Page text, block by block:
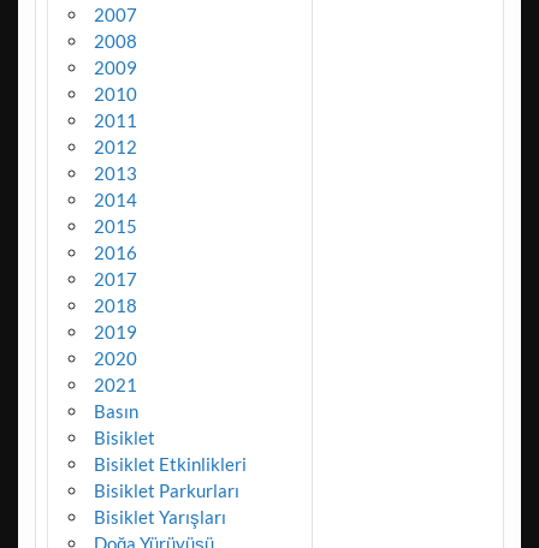
2007
2008
2009
2010
2011
2012
2013
2014
2015
2016
2017
2018
2019
2020
2021
Basın
Bisiklet
Bisiklet Etkinlikleri
Bisiklet Parkurları
Bisiklet Yarışları
Doğa Yürüyüşü